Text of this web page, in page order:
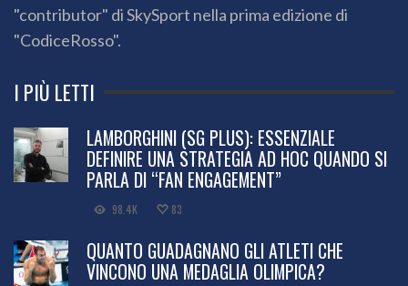
"contributor" di SkySport nella prima edizione di
"CodiceRosso".
I PIÙ LETTI
LAMBORGHINI (SG PLUS): ESSENZIALE
DEFINIRE UNA STRATEGIA AD HOC QUANDO SI
PARLA DI “FAN ENGAGEMENT”
98.4K 83
QUANTO GUADAGNANO GLI ATLETI CHE
VINCONO UNA MEDAGLIA OLIMPICA?